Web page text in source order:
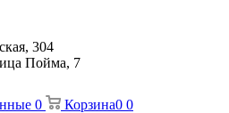
304
Пойма, 7
0 Корзина0 0